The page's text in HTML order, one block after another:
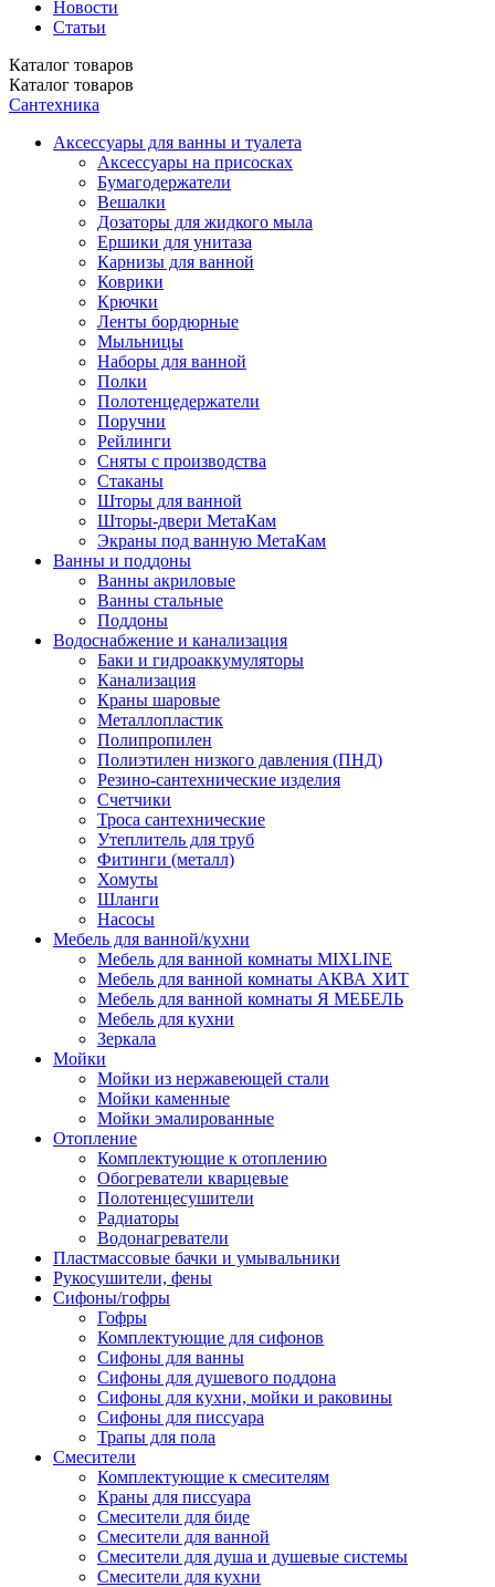
Новости
Статьи
Каталог товаров
Каталог товаров
Сантехника
Аксессуары для ванны и туалета
Аксессуары на присосках
Бумагодержатели
Вешалки
Дозаторы для жидкого мыла
Ершики для унитаза
Карнизы для ванной
Коврики
Крючки
Ленты бордюрные
Мыльницы
Наборы для ванной
Полки
Полотенцедержатели
Поручни
Рейлинги
Сняты с производства
Стаканы
Шторы для ванной
Шторы-двери МетаКам
Экраны под ванную МетаКам
Ванны и поддоны
Ванны акриловые
Ванны стальные
Поддоны
Водоснабжение и канализация
Баки и гидроаккумуляторы
Канализация
Краны шаровые
Металлопластик
Полипропилен
Полиэтилен низкого давления (ПНД)
Резино-сантехнические изделия
Счетчики
Троса сантехнические
Утеплитель для труб
Фитинги (металл)
Хомуты
Шланги
Насосы
Мебель для ванной/кухни
Мебель для ванной комнаты MIXLINE
Мебель для ванной комнаты АКВА ХИТ
Мебель для ванной комнаты Я МЕБЕЛЬ
Мебель для кухни
Зеркала
Мойки
Мойки из нержавеющей стали
Мойки каменные
Мойки эмалированные
Отопление
Комплектующие к отоплению
Обогреватели кварцевые
Полотенцесушители
Радиаторы
Водонагреватели
Пластмассовые бачки и умывальники
Рукосушители, фены
Сифоны/гофры
Гофры
Комплектующие для сифонов
Сифоны для ванны
Сифоны для душевого поддона
Сифоны для кухни, мойки и раковины
Сифоны для писсуара
Трапы для пола
Смесители
Комплектующие к смесителям
Краны для писсуара
Смесители для биде
Смесители для ванной
Смесители для душа и душевые системы
Смесители для кухни